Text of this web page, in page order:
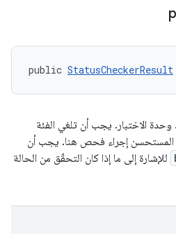
public StatusCheckerResult
الاختبار. يجب أن تلغي الفئة
المستحسن إجراء فحص هنا. يجب أن
للإشارة إلى ما إذا كان التحقّق من الحالة